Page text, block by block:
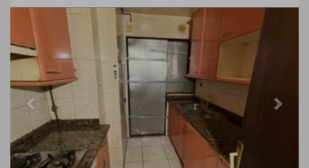
Previous